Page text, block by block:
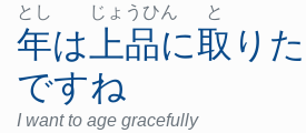
とし
年は
じょ うひん
上品に
と
取り
ですね
I want to age gracefully